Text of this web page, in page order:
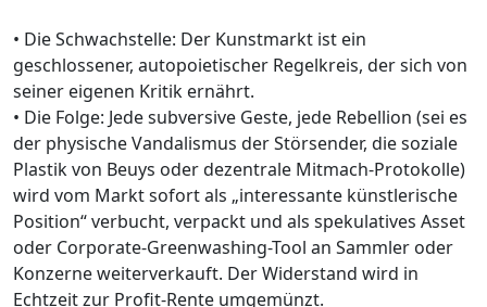
• Die Schwachstelle: Der Kunstmarkt ist ein
geschlossener, autopoietischer Regelkreis, der sich von
seiner eigenen Kritik ernährt.
• Die Folge: Jede subversive Geste, jede Rebellion (sei es
der physische Vandalismus der Störsender, die soziale
Plastik von Beuys oder dezentrale Mitmach-Protokolle)
wird vom Markt sofort als „interessante künstlerische
Position“ verbucht, verpackt und als spekulatives Asset
oder Corporate-Greenwashing-Tool an Sammler oder
Konzerne weiterverkauft. Der Widerstand wird in
Echtzeit zur Profit-Rente umgemünzt.